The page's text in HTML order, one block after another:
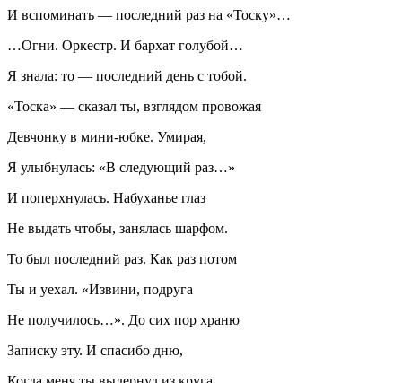
И вспоминать — последний раз на «Тоску»…
…Огни. Оркестр. И бархат голубой…
Я знала: то — последний день с тобой.
«Тоска» — сказал ты, взглядом провожая
Девчонку в мини-юбке. Умирая,
Я улыбнулась: «В следующий раз…»
И поперхнулась. Набуханье глаз
Не выдать чтобы, занялась шарфом.
То был последний раз. Как раз потом
Ты и уехал. «Извини, подруга
Не получилось…». До сих пор храню
Записку эту. И спасибо дню,